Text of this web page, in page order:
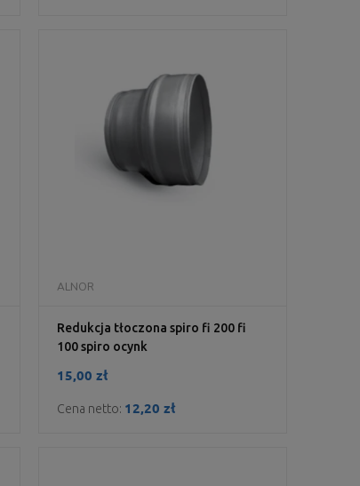
Redukcja tłoczona spiro fi 200 fi
100 spiro ocynk
ALNOR
15,00 zł
Cena netto: 12,20 zł